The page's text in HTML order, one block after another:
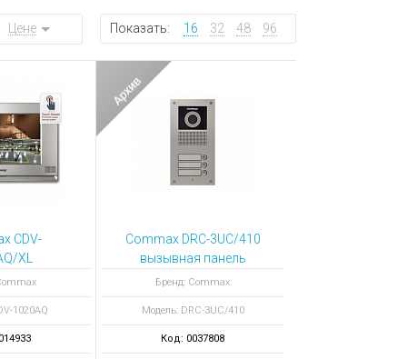
Показать: 16 32 48 96
Цене
CDV-
XL
цвет
1020AQ
Commax DRC-3UC/410
вызывная панель
Бренд: Commax
Модель: DRC-3UC/410
Код: 0037808